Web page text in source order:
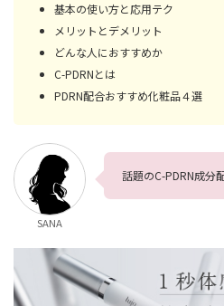
基本の使い方と応用テク
メリットとデメリット
どんな人におすすめか
C-PDRNとは
PDRN配合おすすめ化粧品４選
SANA
話題のC-PDRN成分